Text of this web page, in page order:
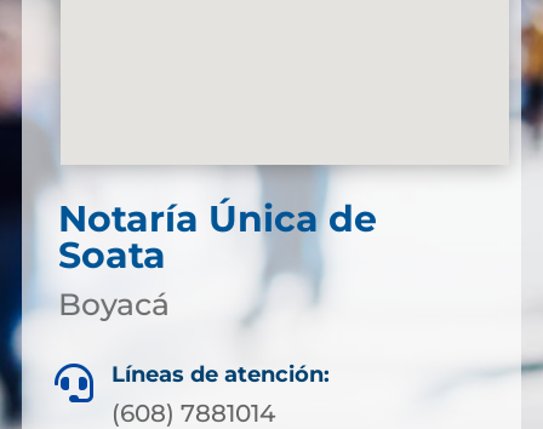
Notaría Única de
Soata
Boyacá
 Líneas de atención:
(608) 7881014